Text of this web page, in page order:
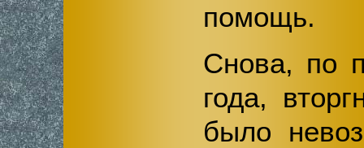
помощь.
Снова, по
года,
было